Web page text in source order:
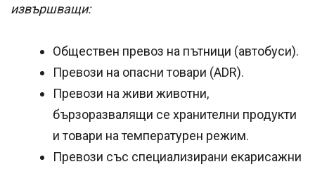
извършващи:
Обществен превоз на пътници (автобуси).
Превози на опасни товари (ADR).
Превози на живи животни,
бързоразвалящи се хранителни продукти
и товари на температурен режим.
Превози със специализирани екарисажни